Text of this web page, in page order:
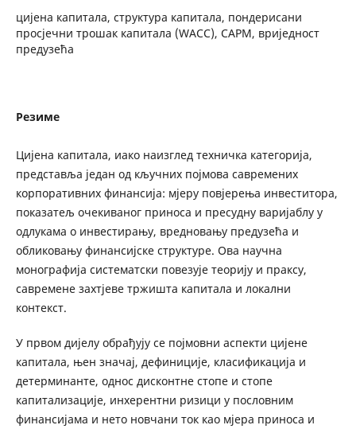
цијена капитала, структура капитала, пондерисани
просјечни трошак капитала (WACC), CAPM, вриједност
предузећа
Резиме
Цијена капитала, иако наизглед техничка категорија,
представља један од кључних појмова савремених
корпоративних финансија: мјеру повјерења инвеститора,
показатељ очекиваног приноса и пресудну варијаблу у
одлукама о инвестирању, вредновању предузећа и
обликовању финансијске структуре. Ова научна
монографија систематски повезује теорију и праксу,
савремене захтјеве тржишта капитала и локални
контекст.
У првом дијелу обрађују се појмовни аспекти цијене
капитала, њен значај, дефиниције, класификација и
детерминанте, однос дисконтне стопе и стопе
капитализације, инхерентни ризици у пословним
финансијама и нето новчани ток као мјера приноса и